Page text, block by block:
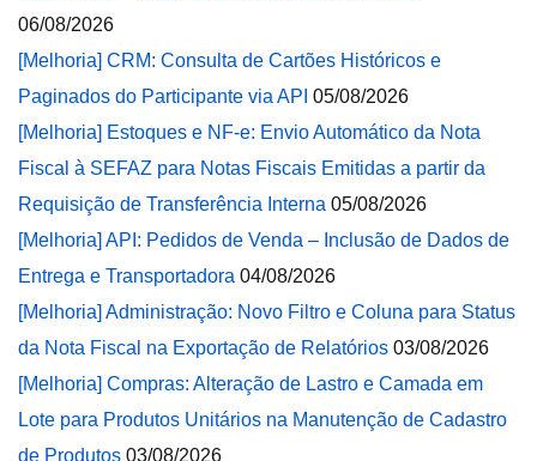
06/08/2026
[Melhoria] CRM: Consulta de Cartões Históricos e
Paginados do Participante via API 05/08/2026
[Melhoria] Estoques e NF-e: Envio Automático da Nota
Fiscal à SEFAZ para Notas Fiscais Emitidas a partir da
Requisição de Transferência Interna 05/08/2026
[Melhoria] API: Pedidos de Venda – Inclusão de Dados de
Entrega e Transportadora 04/08/2026
[Melhoria] Administração: Novo Filtro e Coluna para Status
da Nota Fiscal na Exportação de Relatórios 03/08/2026
[Melhoria] Compras: Alteração de Lastro e Camada em
Lote para Produtos Unitários na Manutenção de Cadastro
de Produtos 03/08/2026